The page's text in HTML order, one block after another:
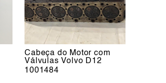
Cabeça do Motor com
Válvulas Volvo D12
1001484